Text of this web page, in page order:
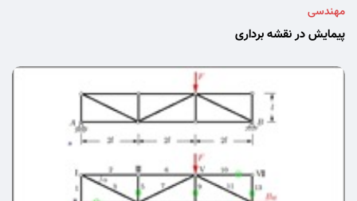
مهندسی
پیمایش در نقشه برداری